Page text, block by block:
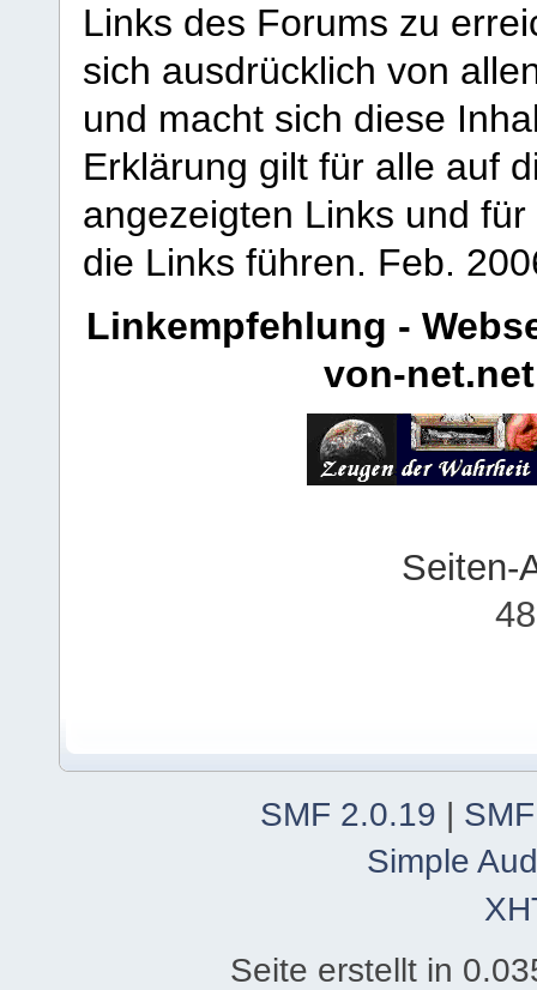
Links des Forums zu
sich ausdrücklich von
und macht sich diese
Erklärung gilt für alle auf
angezeigten Links und
die Links führen. Feb.
Linkempfehlung -
von-net.net
Seiten-
SMF 2.0.19 |
Simple
Seite erstellt in